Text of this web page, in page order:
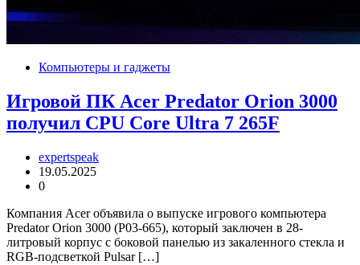
Компьютеры и гаджеты
Игровой ПК Acer Predator Orion 3000
получил CPU Core Ultra 7 265F
expertspeak
19.05.2025
0
Компания Acer объявила о выпуске игрового компьютера
Predator Orion 3000 (P03-665), который заключен в 28-
литровый корпус с боковой панелью из закаленного стекла и
RGB-подсветкой Pulsar […]